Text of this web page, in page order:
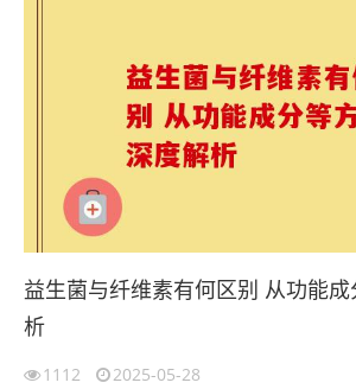
益生菌与纤维素有何区别 从功能
析
1112 2025-05-28